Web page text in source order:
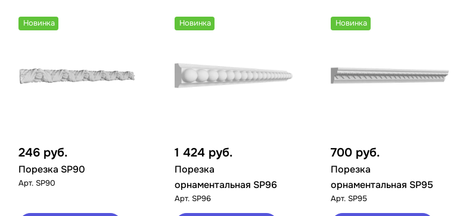
Новинка
246 руб.
Порезка SP90
Арт. SP90
Новинка
1 424 руб.
Порезка
орнаментальная SP96
Арт. SP96
Новинка
700 руб.
Порезка
орнаментальная SP95
Арт. SP95